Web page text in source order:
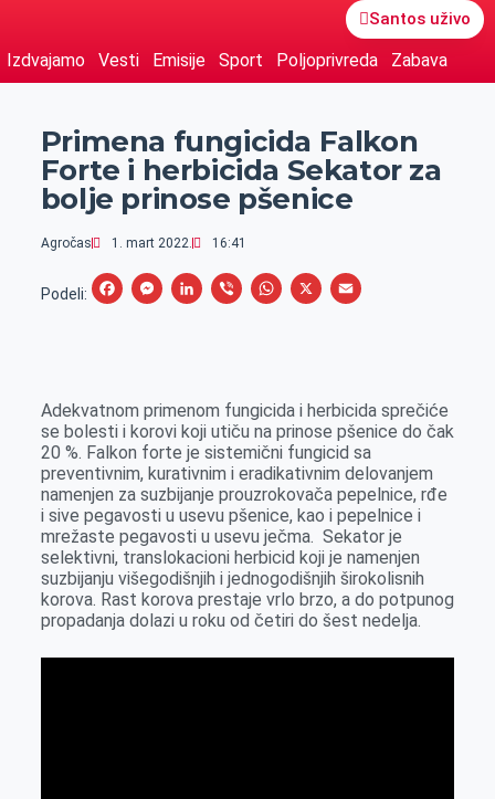
Santos uživo
Izdvajamo Vesti Emisije Sport Poljoprivreda Zabava
Primena fungicida Falkon
Forte i herbicida Sekator za
bolje prinose pšenice
Agročas 1. mart 2022. 16:41
Podeli:
F
b
o
o
k
M
e
n
g
e
r
L
e
d
I
n
V
r
W
s
A
p
p
X
E
l
Adekvatnom primenom fungicida i herbicida sprečiće
se bolesti i korovi koji utiču na prinose pšenice do čak
20 %. Falkon forte je sistemični fungicid sa
preventivnim, kurativnim i eradikativnim delovanjem
namenjen za suzbijanje prouzrokovača pepelnice, rđe
i sive pegavosti u usevu pšenice, kao i pepelnice i
mrežaste pegavosti u usevu ječma. Sekator je
selektivni, translokacioni herbicid koji je namenjen
suzbijanju višegodišnjih i jednogodišnjih širokolisnih
korova. Rast korova prestaje vrlo brzo, a do potpunog
propadanja dolazi u roku od četiri do šest nedelja.